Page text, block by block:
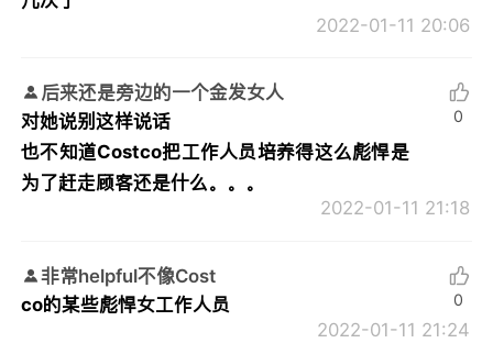
2022-01-11 20:06
后来还是旁边的一个金发女人
对她说别这样说话
也不知道Costco把工作人员培养得这么彪悍是
为了赶走顾客还是什么。。。
2022-01-11 21:18
0
非常helpful不像Cost
co的某些彪悍女工作人员
2022-01-11 21:24
0